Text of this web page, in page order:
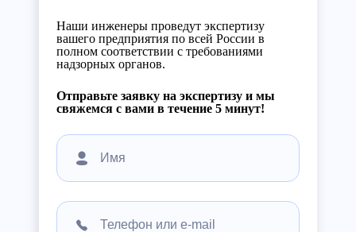
Наши инженеры проведут экспертизу
вашего предприятия по всей России в
полном соответствии с требованиями
надзорных органов.
Отправьте заявку на экспертизу и мы
свяжемся с вами в течение 5 минут!